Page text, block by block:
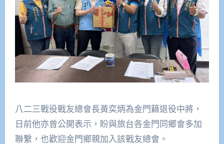
八二三戰役戰友總會長黃奕炳為金門籍退役中將，
日前他亦曾公開表示，盼與旅台各金門同鄉會多加
聯繫，也歡迎金門鄉親加入該戰友總會。